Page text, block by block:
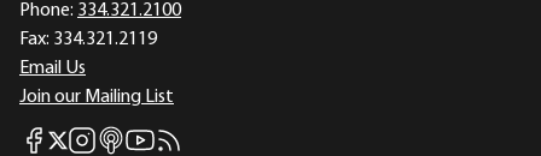
Phone: 334.321.2100
Fax: 334.321.2119
Email Us
Join our Mailing List
Mises Facebook
Mises X
Mises Instagram
Mises itunes
Mises Youtube
Mises RSS feed